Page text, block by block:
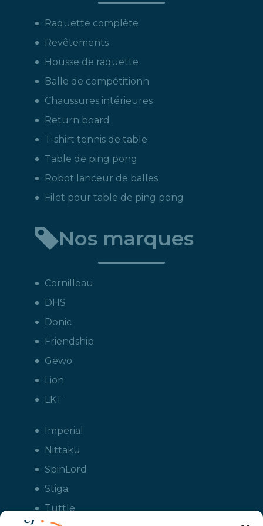
Raquette complète
Revêtements
Housse de raquette
Balle de compétitionn
Chaussures intérieures
Return board
T-shirt tennis de table
Table de ping pong
Robot lanceur de balles
Filet pour table de ping pong
Nos marques
Cornilleau
DHS
Donic
Friendship
Gewo
Lion
LKT
Imperial
Nittaku
SpinLord
Stiga
Tuttle